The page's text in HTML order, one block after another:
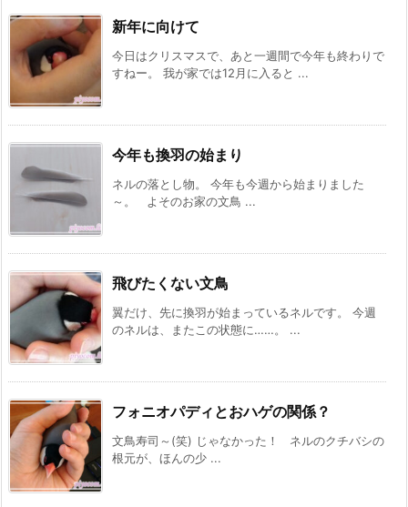
新年に向けて
今日はクリスマスで、あと一週間で今年も終わりで
すねー。 我が家では12月に入ると ...
今年も換羽の始まり
ネルの落とし物。 今年も今週から始まりました
～。 よそのお家の文鳥 ...
飛びたくない文鳥
翼だけ、先に換羽が始まっているネルです。 今週
のネルは、またこの状態に……。 ...
フォニオパディとおハゲの関係？
文鳥寿司～(笑) じゃなかった！ ネルのクチバシの
根元が、ほんの少 ...